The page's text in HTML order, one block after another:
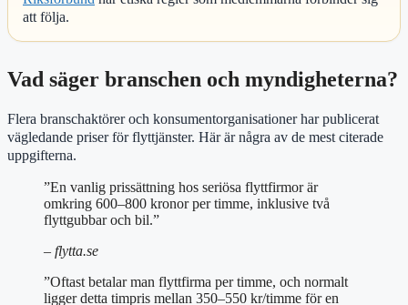
att följa.
Vad säger branschen och myndigheterna?
Flera branschaktörer och konsumentorganisationer har publicerat
vägledande priser för flyttjänster. Här är några av de mest citerade
uppgifterna.
”En vanlig prissättning hos seriösa flyttfirmor är
omkring 600–800 kronor per timme, inklusive två
flyttgubbar och bil.”
– flytta.se
”Oftast betalar man flyttfirma per timme, och normalt
ligger detta timpris mellan 350–550 kr/timme för en